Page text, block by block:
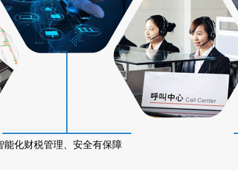
能化财税管理、安全有保障